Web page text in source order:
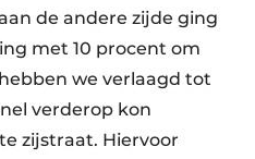
de andere zijde ging
met 10 procent om
we verlaagd tot
verderop kon
zijstraat. Hiervoor